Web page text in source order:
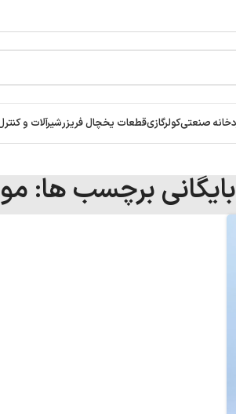
صنعتیکولرگازیقطعات یخچال فریزرشیرآلات و
بایگانی برچسب ها: